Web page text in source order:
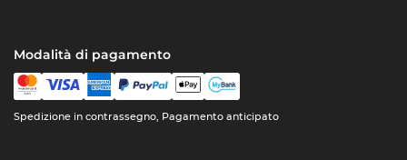
Modalità di pagamento
Spedizione in contrassegno, Pagamento anticipato